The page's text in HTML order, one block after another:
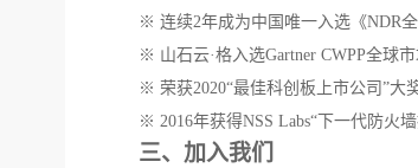
※ 连续2年成为中国唯一入选《NDR
※ 山石云·格入选Gartner CWPP全球
※ 荣获2020“最佳科创板上市公司”大
※ 2016年获得NSS Labs“下一代防火
三、加入我们